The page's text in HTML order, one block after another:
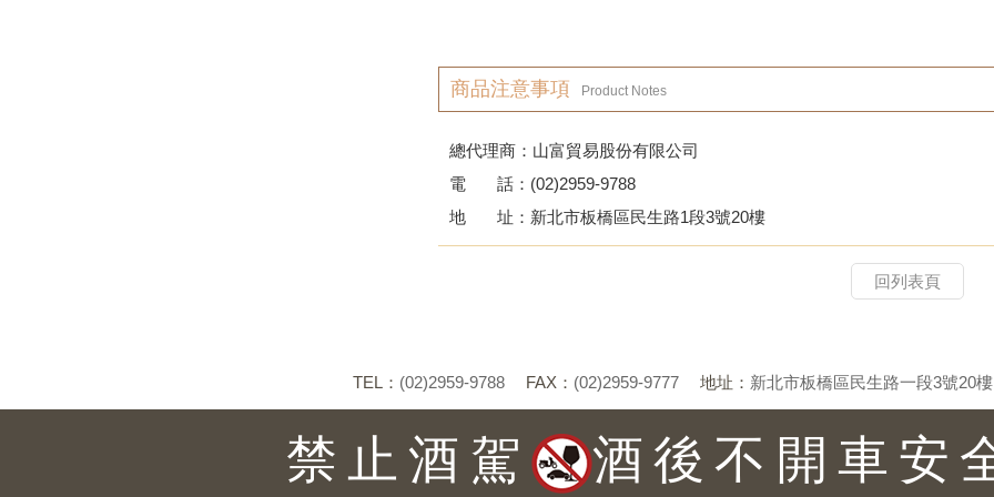
商品注意事項 Product Notes
總代理商：山富貿易股份有限公司
電 話：(02)2959-9788
地 址：新北市板橋區民生路1段3號20樓
回列表頁
TEL： (02)2959-9788 FAX： (02)2959-9777 地址： 新北市板橋區民生路一段3號20樓
禁止酒駕 酒後不開車安